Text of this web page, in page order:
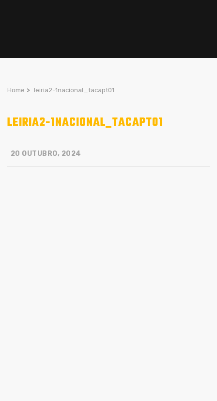
Home > leiria2-1nacional_tacapt01
LEIRIA2-1NACIONAL_TACAPT01
20 OUTUBRO, 2024